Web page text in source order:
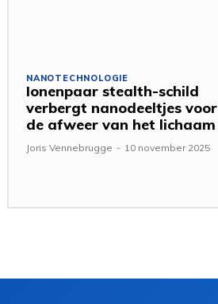
NANOTECHNOLOGIE
Ionenpaar stealth-schild
verbergt nanodeeltjes voor
de afweer van het lichaam
Joris Vennebrugge - 10 november 2025